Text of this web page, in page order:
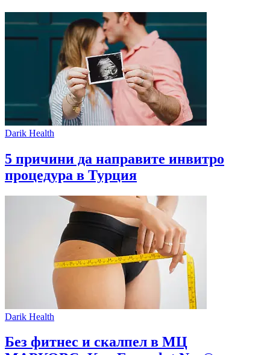
Darik Health
5 причини да направите инвитро
процедура в Турция
Darik Health
Без фитнес и скалпел в МЦ